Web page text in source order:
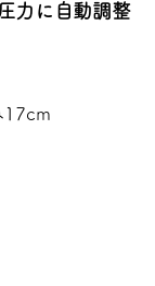
力に自動調整
17cm